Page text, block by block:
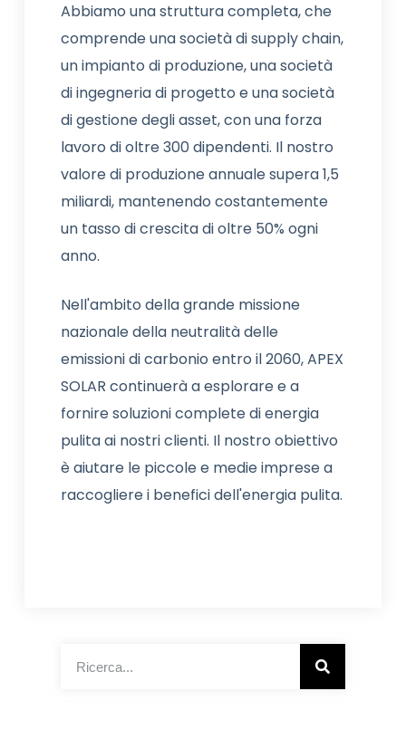
Abbiamo una struttura completa, che
comprende una società di supply chain,
un impianto di produzione, una società
di ingegneria di progetto e una società
di gestione degli asset, con una forza
lavoro di oltre 300 dipendenti. Il nostro
valore di produzione annuale supera 1,5
miliardi, mantenendo costantemente
un tasso di crescita di oltre 50% ogni
anno.
Nell'ambito della grande missione
nazionale della neutralità delle
emissioni di carbonio entro il 2060, APEX
SOLAR continuerà a esplorare e a
fornire soluzioni complete di energia
pulita ai nostri clienti. Il nostro obiettivo
è aiutare le piccole e medie imprese a
raccogliere i benefici dell'energia pulita.